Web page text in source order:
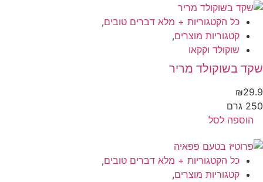
כל הקטגוריות + מלא דברים טובים,
קטגוריות מוצרים,
שוקולד וקקאו
בשוקולד מריר
₪
גרם
הוספה לסל
כל הקטגוריות + מלא דברים טובים,
קטגוריות מוצרים,